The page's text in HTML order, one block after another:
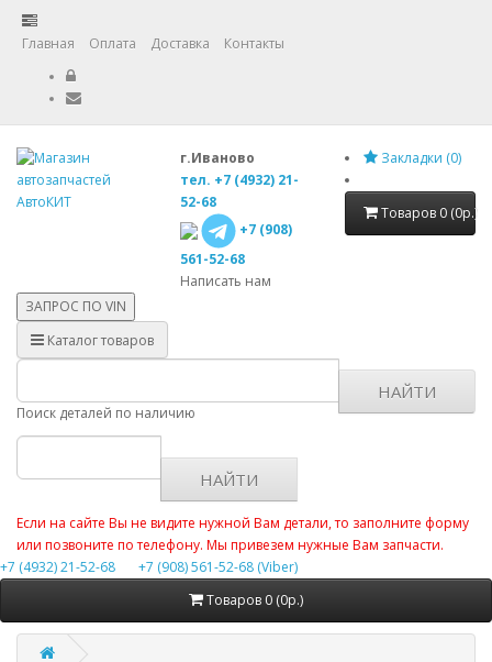
Главная Оплата Доставка Контакты
г.Иваново
тел. +7 (4932) 21-
52-68
+7 (908)
561-52-68
Написать нам
Закладки (0)
Товаров 0 (0р.)
ЗАПРОС ПО VIN
Каталог товаров
Поиск деталей по наличию
НАЙТИ
НАЙТИ
Если на сайте Вы не видите нужной Вам детали, то заполните форму
или позвоните по телефону. Мы привезем нужные Вам запчасти.
+7 (4932) 21-52-68
+7 (908) 561-52-68 (Viber)
Товаров 0 (0р.)